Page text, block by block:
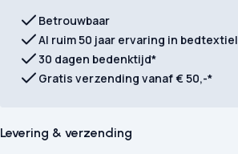
Betrouwbaar
Al ruim 50 jaar ervaring in bedtextiel
30 dagen bedenktijd*
Gratis verzending vanaf € 50,-*
Levering & verzending